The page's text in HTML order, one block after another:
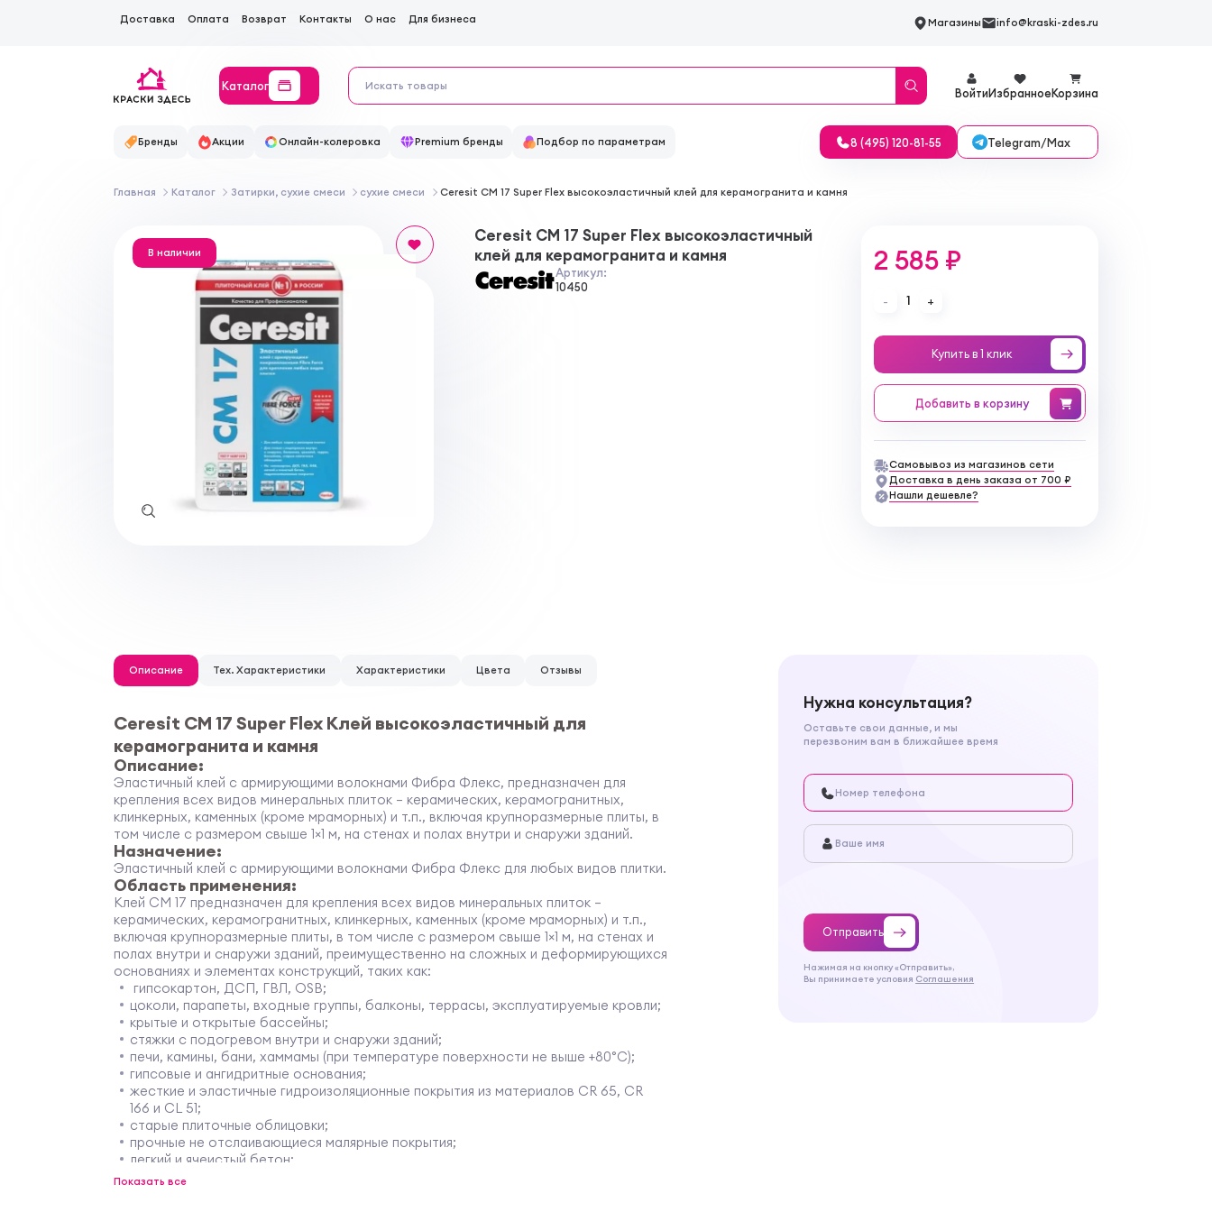
Доставка Оплата Возврат Контакты О нас Для бизнеса Магазины info@kraski-zdes.ru
Каталог
ВойтиИзбранноеКорзина
Бренды Акции Онлайн-колеровка Premium бренды Подбор по параметрам 8 (495) 120-81-55 Telegram/Max
Главная Каталог Затирки, сухие смеси сухие смеси Ceresit СМ 17 Super Flex высокоэластичный клей для керамогранита и камня
В наличии
Ceresit СМ 17 Super Flex высокоэластичный
клей для керамогранита и камня
Артикул:
10450
2 585 ₽
- 1 +
Купить в 1 клик
Добавить в корзину
Самовывоз из магазинов сети
Доставка в день заказа от 700 ₽
Нашли дешевле?
Описание Тех. Характеристики Характеристики Цвета Отзывы
Ceresit СМ 17 Super Flex Клей высокоэластичный для
керамогранита и камня
Описание:
Эластичный клей с армирующими волокнами Фибра Флекс, предназначен для
крепления всех видов минеральных плиток — керамических, керамогранитных,
клинкерных, каменных (кроме мраморных) и т.п., включая крупноразмерные плиты, в
том числе с размером свыше 1×1 м, на стенах и полах внутри и снаружи зданий.
Назначение:
Эластичный клей с армирующими волокнами Фибра Флекс для любых видов плитки.
Область применения:
Клей СМ 17 предназначен для крепления всех видов минеральных плиток —
керамических, керамогранитных, клинкерных, каменных (кроме мраморных) и т.п.,
включая крупноразмерные плиты, в том числе с размером свыше 1×1 м, на стенах и
полах внутри и снаружи зданий, преимущественно на сложных и деформирующихся
основаниях и элементах конструкций, таких как:
гипсокартон, ДСП, ГВЛ, OSB;
цоколи, парапеты, входные группы, балконы, террасы, эксплуатируемые кровли;
крытые и открытые бассейны;
стяжки с подогревом внутри и снаружи зданий;
печи, камины, бани, хаммамы (при температуре поверхности не выше +80°C);
гипсовые и ангидритные основания;
жесткие и эластичные гидроизоляционные покрытия из материалов CR 65, CR
166 и CL 51;
старые плиточные облицовки;
прочные не отслаивающиеся малярные покрытия;
легкий и ячеистый бетон;
«молодой» бетон возрастом не менее 1 месяца.
Показать все
Нужна консультация?
Оставьте свои данные, и мы
перезвоним вам в ближайшее время
Отправить
Нажимая на кнопку «Отправить»,
Вы принимаете условия Соглашения